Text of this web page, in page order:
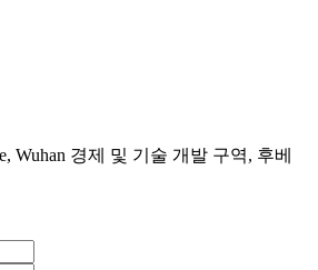
Wuhan 경제 및 기술 개발 구역, 후베